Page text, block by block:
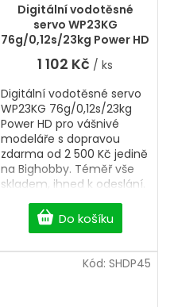
Digitální vodotěsné
servo WP23KG
76g/0,12s/23kg Power HD
1 102 Kč / ks
Do košíku
Digitální vodotěsné servo
WP23KG 76g/0,12s/23kg
Power HD pro vášnivé
modeláře s dopravou
zdarma od 2 500 Kč jedině
na Bighobby. Téměř vše
skladem, ihned k odeslání.
Kód: SHDP45